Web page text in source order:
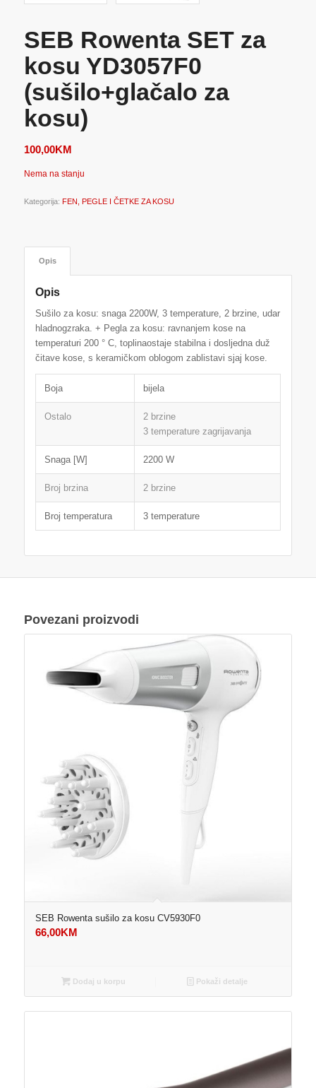
SEB Rowenta SET za
kosu YD3057F0
(sušilo+glačalo za
kosu)
100,00KM
Nema na stanju
Kategorija: FEN, PEGLE I ČETKE ZA KOSU
Opis
Opis
Sušilo za kosu: snaga 2200W, 3 temperature, 2 brzine, udar
hladnogzraka. + Pegla za kosu: ravnanjem kose na
temperaturi 200 ° C, toplinaostaje stabilna i dosljedna duž
čitave kose, s keramičkom oblogom zablistavi sjaj kose.
Boja bijela
Ostalo
2 brzine
3 temperature zagrijavanja
Snaga [W] 2200 W
Broj brzina 2 brzine
Broj temperatura 3 temperature
Povezani proizvodi
SEB Rowenta sušilo za kosu CV5930F0
66,00KM
Dodaj u korpu Pokaži detalje